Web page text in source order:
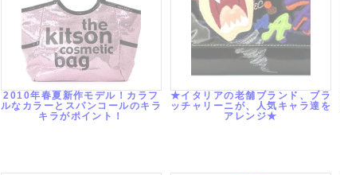
2010年春夏新作モデル！カラフ
ルなカラーとスパンコールのキラ
キラがポイント！
★イタリアの老舗ブランド、ブラ
ッチャリーニが、人気キャラ達を
アレンジ★